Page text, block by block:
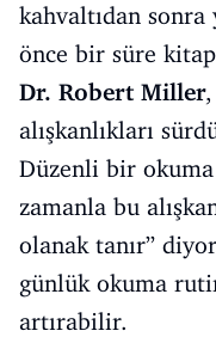
kahvaltıdan
önce bir süre
Dr. Robert Miller
alışkanlıkları
Düzenli bir
zamanla bu
olanak tanır”
günlük okuma
artırabilir.